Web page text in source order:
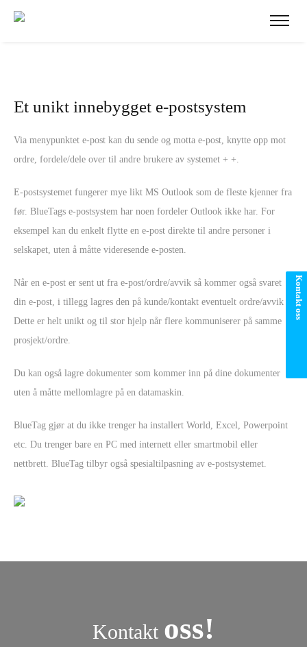
Et unikt innebygget e-postsystem
Via menypunktet e-post kan du sende og motta e-post, knytte opp mot
ordre, fordele/dele over til andre brukere av systemet + +.
E-postsystemet fungerer mye likt MS Outlook som de fleste kjenner fra
før. BlueTags e-postsystem har noen fordeler Outlook ikke har. For
eksempel kan du enkelt flytte en e-post direkte til andre personer i
selskapet, uten å måtte videresende e-posten.
Når en e-post er sent ut fra e-post/ordre/avvik så kommer også svaret i
din e-post, i tillegg lagres den på kunde/kontakt eventuelt ordre/avvik.
Dette er helt unikt og til stor hjelp når flere kommuniserer på samme
prosjekt/ordre.
Du kan også lagre dokumenter som kommer inn på dine dokumenter
uten å måtte mellomlagre på en datamaskin.
BlueTag gjør at du ikke trenger ha installert World, Excel, Powerpoint
etc. Du trenger bare en PC med internett eller smartmobil eller
nettbrett. BlueTag tilbyr også spesialtilpasning av e-postsystemet.
Kontakt oss!
Kontakt oss